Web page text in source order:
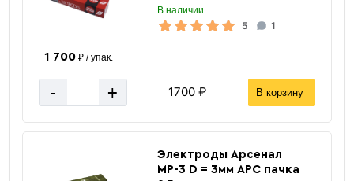
В наличии
5 1
1 700₽ / упак.
- + 1700 ₽ В корзину
Электроды Арсенал
МР-3 D = 3мм АРС пачка